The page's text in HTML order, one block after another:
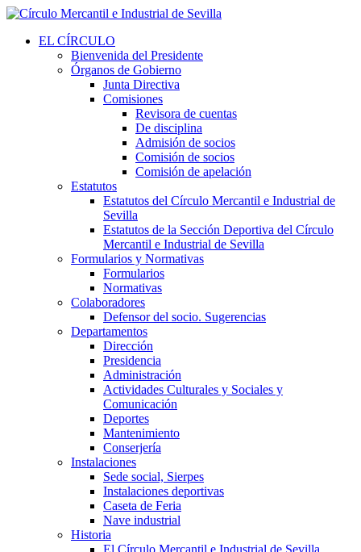
EL CÍRCULO
Bienvenida del Presidente
Órganos de Gobierno
Junta Directiva
Comisiones
Revisora de cuentas
De disciplina
Admisión de socios
Comisión de socios
Comisión de apelación
Estatutos
Estatutos del Círculo Mercantil e Industrial de
Sevilla
Estatutos de la Sección Deportiva del Círculo
Mercantil e Industrial de Sevilla
Formularios y Normativas
Formularios
Normativas
Colaboradores
Defensor del socio. Sugerencias
Departamentos
Dirección
Presidencia
Administración
Actividades Culturales y Sociales y
Comunicación
Deportes
Mantenimiento
Conserjería
Instalaciones
Sede social, Sierpes
Instalaciones deportivas
Caseta de Feria
Nave industrial
Historia
El Círculo Mercantil e Industrial de Sevilla